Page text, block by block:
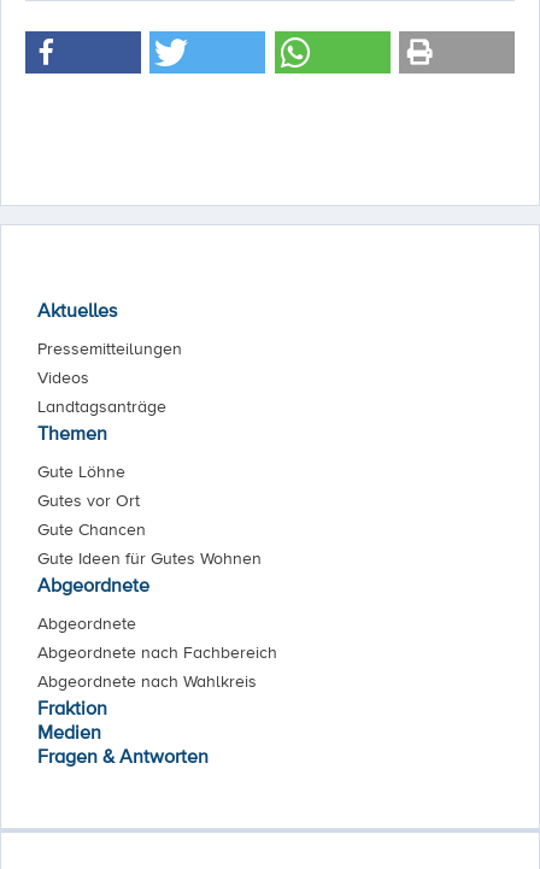
Aktuelles
Pressemitteilungen
Videos
Landtagsanträge
Themen
Gute Löhne
Gutes vor Ort
Gute Chancen
Gute Ideen für Gutes Wohnen
Abgeordnete
Abgeordnete
Abgeordnete nach Fachbereich
Abgeordnete nach Wahlkreis
Fraktion
Medien
Fragen & Antworten